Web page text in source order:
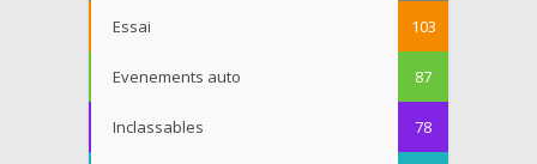
Essai 103
Evenements auto 87
Inclassables 78